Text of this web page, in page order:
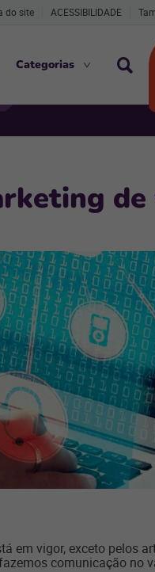
do site ACESSIBILIDADE
Categorias
em vigor, exceto pelos
comunicação no